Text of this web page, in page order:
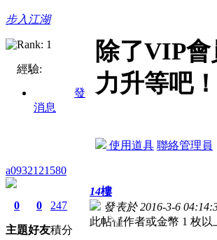
步入江湖
經驗:
發
消息
除了VIP
力升等吧！
使用道具 聯絡管理員
a0932121580
0
主題
0
好友
247
積分
14樓
發表於 2016-3-6
此帖僅作者或金幣 1 枚以